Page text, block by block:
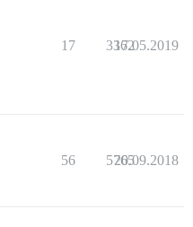
17 3362
17.05.2019
56 5765
20.09.2018